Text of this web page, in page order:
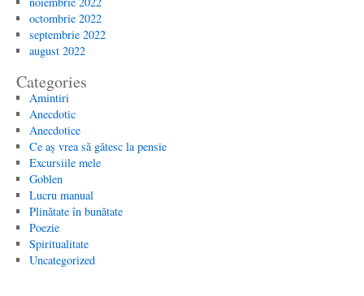
octombrie 2022
septembrie 2022
august 2022
Categories
Amintiri
Anecdotic
Anecdotice
Ce aș vrea să gătesc la pensie
Excursiile mele
Goblen
Lucru manual
Plinătate în bunătate
Poezie
Spiritualitate
Uncategorized